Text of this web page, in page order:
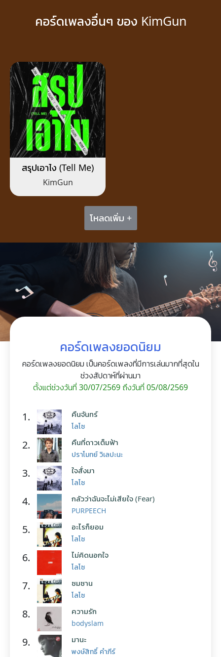
คอร์ดเพลงอื่นๆ ของ KimGun
สรุปเอาไง (Tell Me)
KimGun
โหลดเพิ่ม +
คอร์ดเพลงยอดนิยม
คอร์ดเพลงยอดนิยม เป็นคอร์ดเพลงที่มีการเล่นมากที่สุดใน
ช่วงสัปดาห์ที่ผ่านมา
ตั้งแต่ช่วงวันที่ 30/07/2569 ถึงวันที่ 05/08/2569
1. คืนจันทร์
โลโซ
2. คืนที่ดาวเต็มฟ้า
ปราโมทย์ วิเลปะนะ
3. ใจสั่งมา
โลโซ
4. กลัวว่าฉันจะไม่เสียใจ (Fear)
PURPEECH
5. อะไรก็ยอม
โลโซ
6. ไม่คิดนอกใจ
โลโซ
7. ซมซาน
โลโซ
8. ความรัก
bodyslam
9. มานะ
พงษ์สิทธิ์ คำภีร์